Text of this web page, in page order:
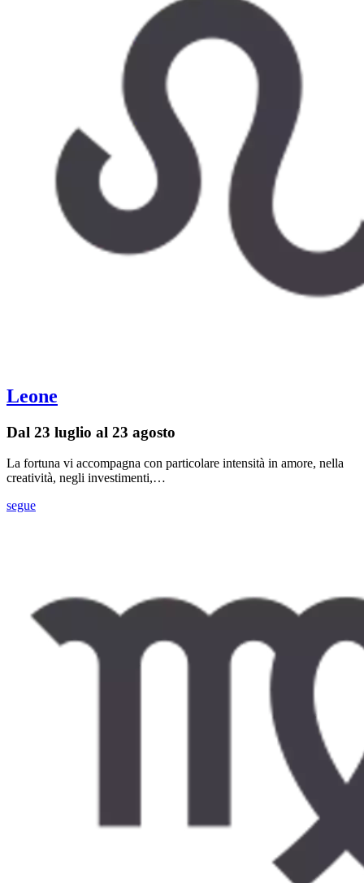
Leone
Dal 23 luglio al 23 agosto
La fortuna vi accompagna con particolare intensità in amore, nella
creatività, negli investimenti,…
segue